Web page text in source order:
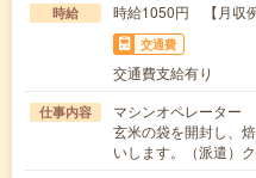
時給 時給1050円 【月収
交通費
交通費支給有り
仕事内容
マシンオペレーター
玄米の袋を開封し、
いします。（派遣）